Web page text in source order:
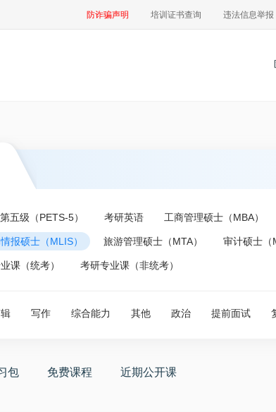
防诈骗声明 培训证书查询 违法信息举报
五级（PETS-5） 考研英语 工商管理硕士（MBA）
报硕士（MLIS） 旅游管理硕士（MTA） 审计硕士（
课（统考） 考研专业课（非统考）
写作 综合能力 其他 政治 提前面试
包 免费课程 近期公开课